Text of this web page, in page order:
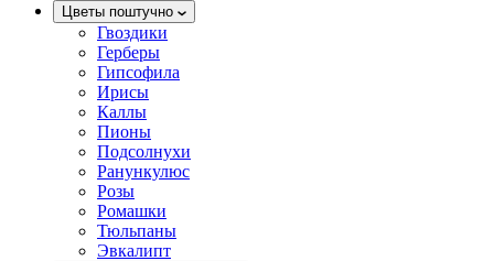
Цветы поштучно
Гвоздики
Герберы
Гипсофила
Ирисы
Каллы
Пионы
Подсолнухи
Ранункулюс
Розы
Ромашки
Тюльпаны
Эвкалипт